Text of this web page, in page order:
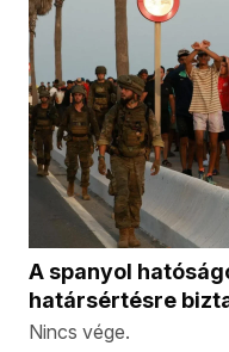
A spanyol
határsértésre
Nincs vége.